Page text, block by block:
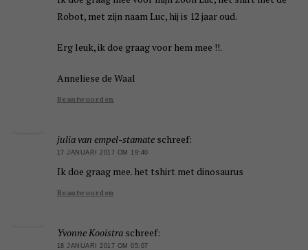
Robot, met zijn naam Luc, hij is 12 jaar oud.
Erg leuk, ik doe graag voor hem mee !!.
Anneliese de Waal
Beantwoorden
julia van empel-stamate schreef:
17 JANUARI 2017 OM 19:40
Ik doe graag mee. het tshirt met dinosaurus
Beantwoorden
Yvonne Kooistra schreef:
18 JANUARI 2017 OM 05:07